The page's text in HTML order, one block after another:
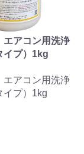
アコン用洗浄
イプ）1kg
アコン用洗浄
イプ）1kg